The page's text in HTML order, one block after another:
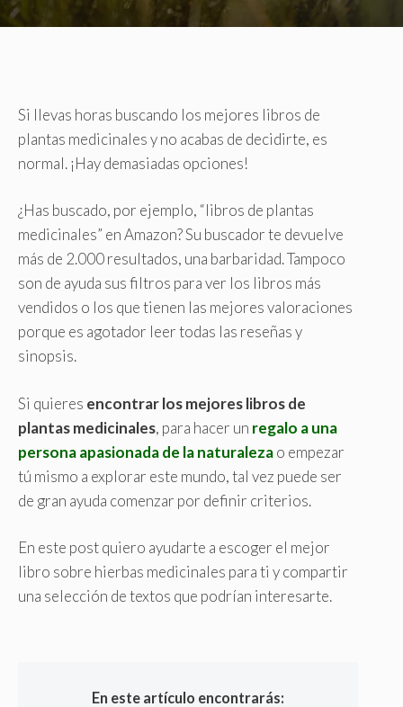
Si llevas horas buscando los mejores libros de
plantas medicinales y no acabas de decidirte, es
normal. ¡Hay demasiadas opciones!
¿Has buscado, por ejemplo, “libros de plantas
medicinales” en Amazon? Su buscador te devuelve
más de 2.000 resultados, una barbaridad. Tampoco
son de ayuda sus filtros para ver los libros más
vendidos o los que tienen las mejores valoraciones
porque es agotador leer todas las reseñas y
sinopsis.
Si quieres encontrar los mejores libros de
plantas medicinales, para hacer un regalo a una
persona apasionada de la naturalezao empezar
tú mismo a explorar este mundo, tal vez puede ser
de gran ayuda comenzar por definir criterios.
En este post quiero ayudarte a escoger el mejor
libro sobre hierbas medicinales para ti y compartir
una selección de textos que podrían interesarte.
En este artículo encontrarás: